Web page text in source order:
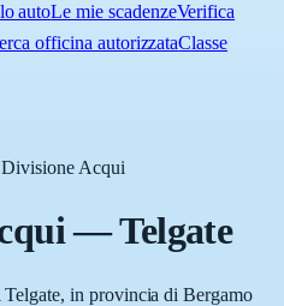
autoLe mie scadenzeVerifica
officina autorizzataClasse
Acqui
—Telgate
in provincia di Bergamo